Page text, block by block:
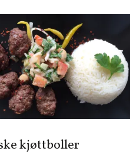
kjøttboller